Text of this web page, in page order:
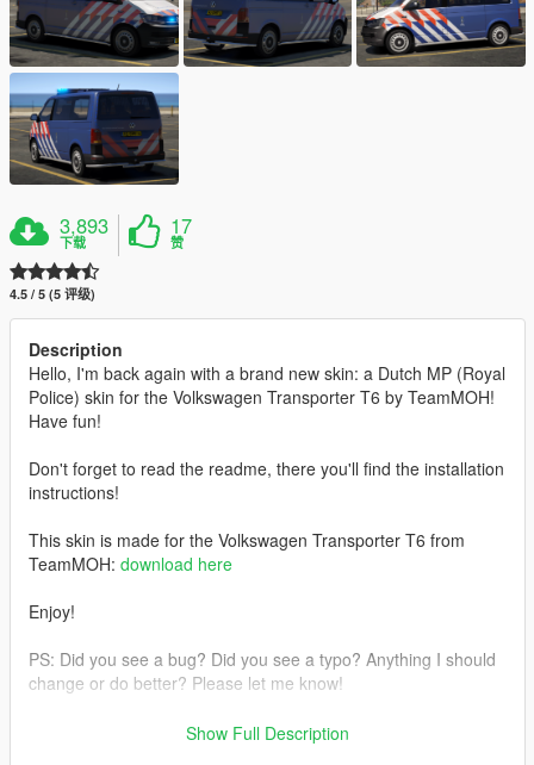
3,893
下载
17
赞
4.5 / 5 (5 评级)
Description
Hello, I'm back again with a brand new skin: a Dutch MP (Royal
Police) skin for the Volkswagen Transporter T6 by TeamMOH!
Have fun!
Don't forget to read the readme, there you'll find the installation
instructions!
This skin is made for the Volkswagen Transporter T6 from
TeamMOH: download here
Enjoy!
PS: Did you see a bug? Did you see a typo? Anything I should
change or do better? Please let me know!
Note: I've made a few improvements after making the
Show Full Description